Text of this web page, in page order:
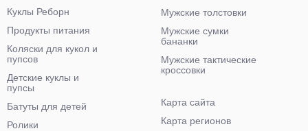
Мужские толстовки
Мужские сумки
бананки
Мужские тактические
кроссовки
Куклы Реборн
Продукты питания
Коляски для кукол и
пупсов
Детские куклы и
пупсы
Батуты для детей
Ролики
Карта сайта
Карта регионов